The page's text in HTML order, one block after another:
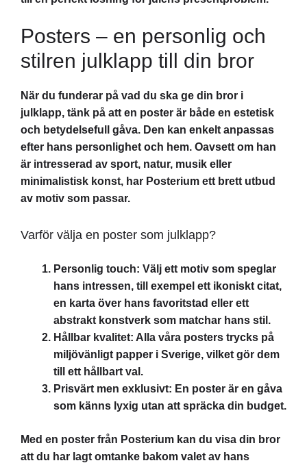
Posters – en personlig och
stilren julklapp till din bror
När du funderar på vad du ska ge din bror i
julklapp, tänk på att en poster är både en estetisk
och betydelsefull gåva. Den kan enkelt anpassas
efter hans personlighet och hem. Oavsett om han
är intresserad av sport, natur, musik eller
minimalistisk konst, har Posterium ett brett utbud
av motiv som passar.
Varför välja en poster som julklapp?
Personlig touch: Välj ett motiv som speglar
hans intressen, till exempel ett ikoniskt citat,
en karta över hans favoritstad eller ett
abstrakt konstverk som matchar hans stil.
Hållbar kvalitet: Alla våra posters trycks på
miljövänligt papper i Sverige, vilket gör dem
till ett hållbart val.
Prisvärt men exklusivt: En poster är en gåva
som känns lyxig utan att spräcka din budget.
Med en poster från Posterium kan du visa din bror
att du har lagt omtanke bakom valet av hans